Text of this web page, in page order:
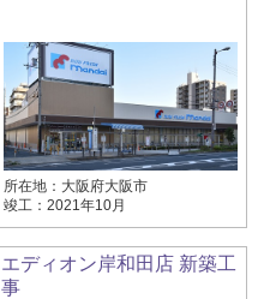
所在地：大阪府大阪市
竣工：2021年10月
エディオン岸和田店 新築工
事